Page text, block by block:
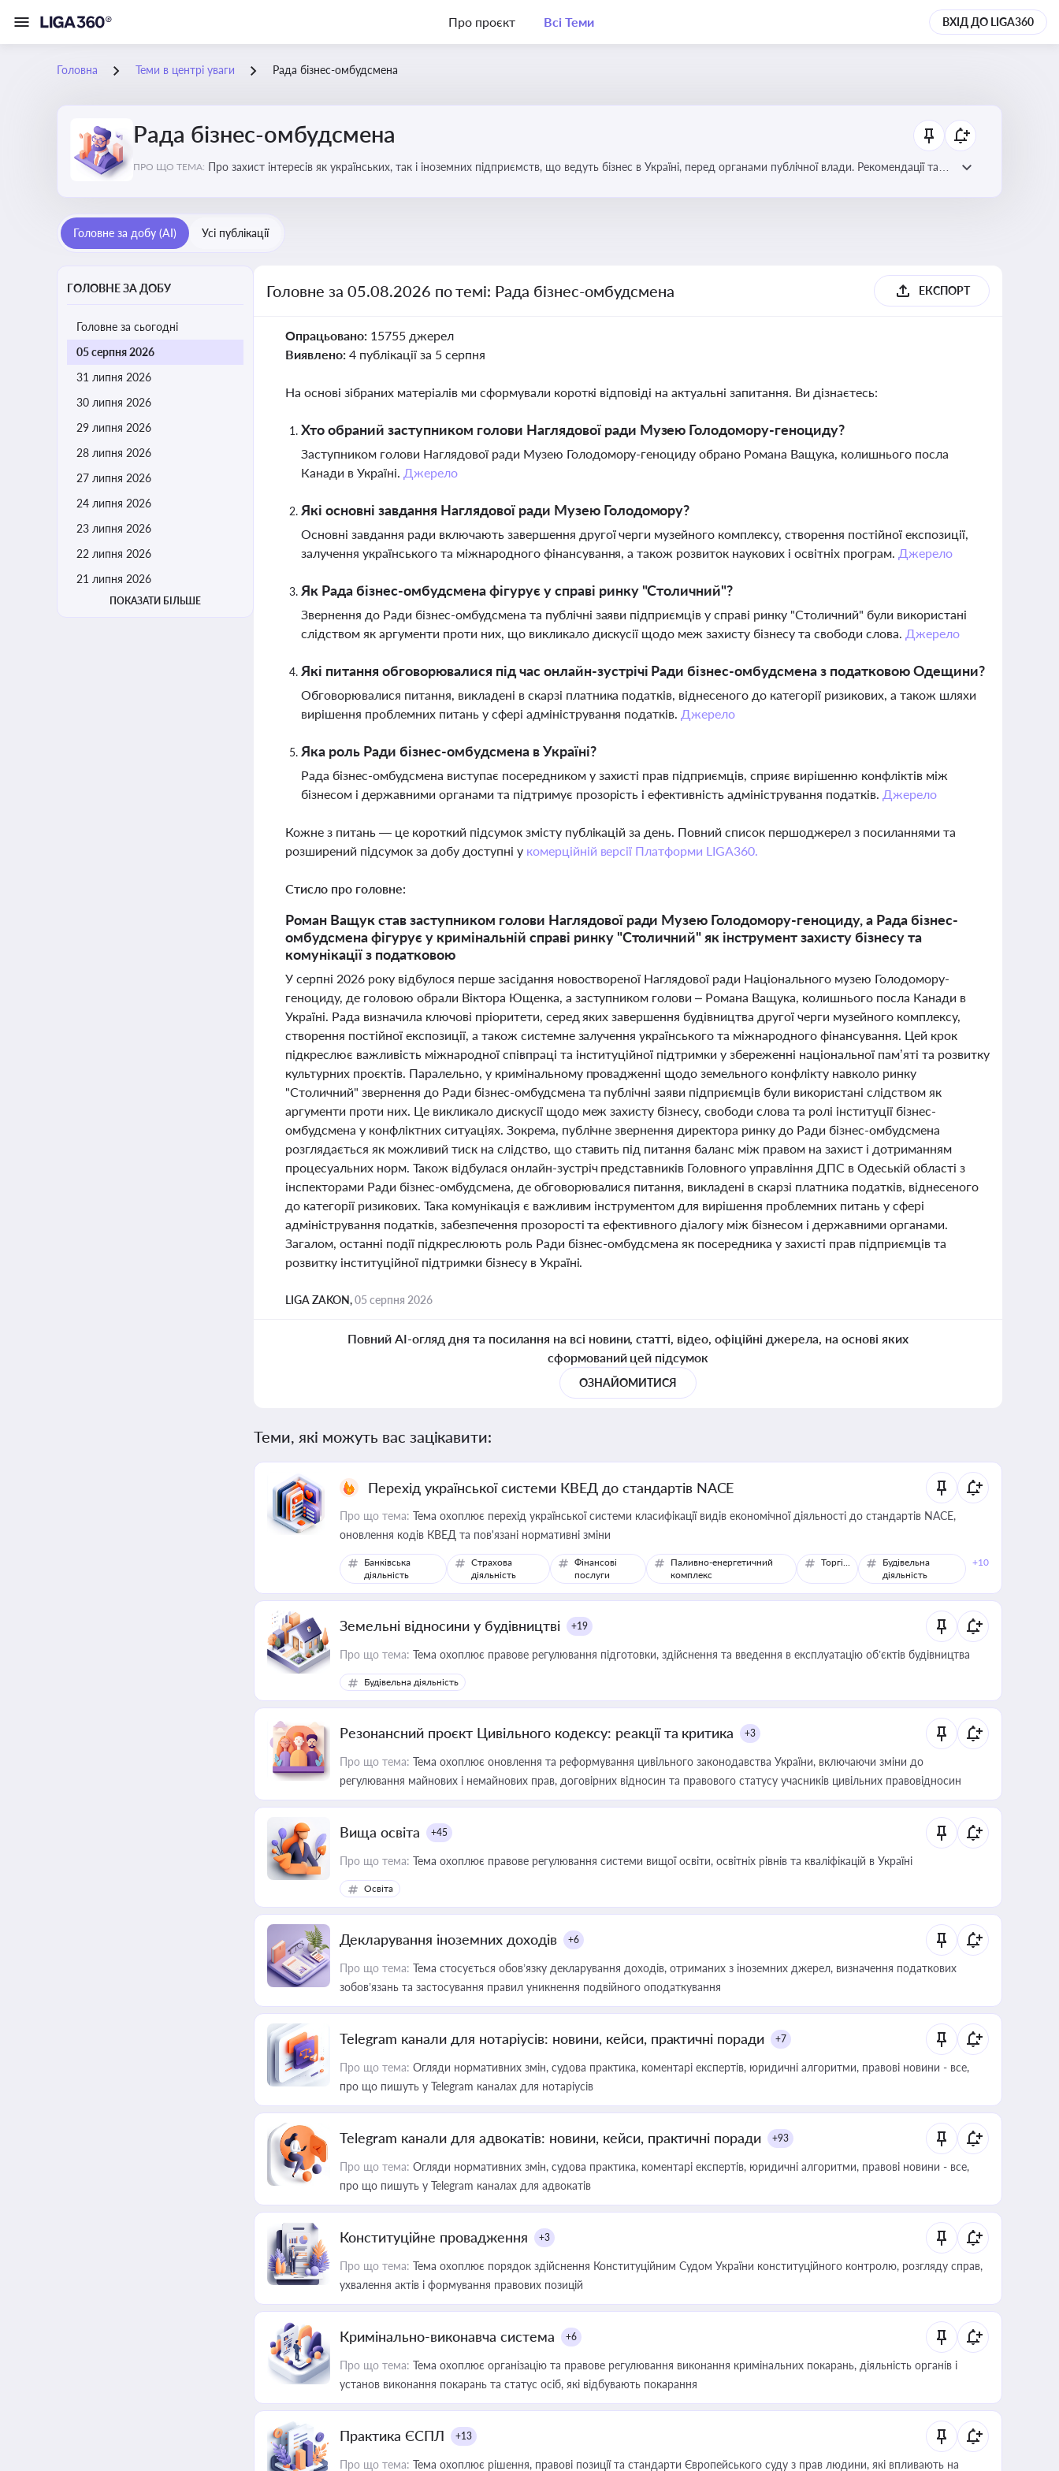
Про проєкт Всі Теми ВХІД ДО LIGA360
Головна Теми в центрі уваги Рада бізнес-омбудсмена
Рада бізнес-омбудсмена
ПРО ЩО ТЕМА: Про захист інтересів як українських, так і іноземних підприємств, що ведуть бізнес в Україні, перед органами публічної влади. Рекомендації та
Головне за добу (AI) Усі публікації
ГОЛОВНЕ ЗА ДОБУ
Головне за сьогодні
05 серпня 2026
31 липня 2026
30 липня 2026
29 липня 2026
28 липня 2026
27 липня 2026
24 липня 2026
23 липня 2026
22 липня 2026
21 липня 2026
ПОКАЗАТИ БІЛЬШЕ
Головне за 05.08.2026 по темі: Рада бізнес-омбудсмена ЕКСПОРТ
Опрацьовано: 15755 джерел
Виявлено: 4 публікації за 5 серпня
На основі зібраних матеріалів ми сформували короткі відповіді на актуальні запитання. Ви дізнаєтесь:
Хто обраний заступником голови Наглядової ради Музею Голодомору-геноциду?
Заступником голови Наглядової ради Музею Голодомору-геноциду обрано Романа Ващука, колишнього посла
Канади в Україні. Джерело
Які основні завдання Наглядової ради Музею Голодомору?
Основні завдання ради включають завершення другої черги музейного комплексу, створення постійної експозиції,
залучення українського та міжнародного фінансування, а також розвиток наукових і освітніх програм. Джерело
Як Рада бізнес-омбудсмена фігурує у справі ринку "Столичний"?
Звернення до Ради бізнес-омбудсмена та публічні заяви підприємців у справі ринку "Столичний" були використані
слідством як аргументи проти них, що викликало дискусії щодо меж захисту бізнесу та свободи слова. Джерело
Які питання обговорювалися під час онлайн-зустрічі Ради бізнес-омбудсмена з податковою Одещини?
Обговорювалися питання, викладені в скарзі платника податків, віднесеного до категорії ризикових, а також шляхи
вирішення проблемних питань у сфері адміністрування податків. Джерело
Яка роль Ради бізнес-омбудсмена в Україні?
Рада бізнес-омбудсмена виступає посередником у захисті прав підприємців, сприяє вирішенню конфліктів між
бізнесом і державними органами та підтримує прозорість і ефективність адміністрування податків. Джерело
Кожне з питань — це короткий підсумок змісту публікацій за день. Повний список першоджерел з посиланнями та
розширений підсумок за добу доступні у комерційній версії Платформи LIGA360.
Стисло про головне:
Роман Ващук став заступником голови Наглядової ради Музею Голодомору-геноциду, а Рада бізнес-
омбудсмена фігурує у кримінальній справі ринку "Столичний" як інструмент захисту бізнесу та
комунікації з податковою
У серпні 2026 року відбулося перше засідання новоствореної Наглядової ради Національного музею Голодомору-
геноциду, де головою обрали Віктора Ющенка, а заступником голови – Романа Ващука, колишнього посла Канади в
Україні. Рада визначила ключові пріоритети, серед яких завершення будівництва другої черги музейного комплексу,
створення постійної експозиції, а також системне залучення українського та міжнародного фінансування. Цей крок
підкреслює важливість міжнародної співпраці та інституційної підтримки у збереженні національної пам’яті та розвитку
культурних проєктів. Паралельно, у кримінальному провадженні щодо земельного конфлікту навколо ринку
"Столичний" звернення до Ради бізнес-омбудсмена та публічні заяви підприємців були використані слідством як
аргументи проти них. Це викликало дискусії щодо меж захисту бізнесу, свободи слова та ролі інституції бізнес-
омбудсмена у конфліктних ситуаціях. Зокрема, публічне звернення директора ринку до Ради бізнес-омбудсмена
розглядається як можливий тиск на слідство, що ставить під питання баланс між правом на захист і дотриманням
процесуальних норм. Також відбулася онлайн-зустріч представників Головного управління ДПС в Одеській області з
інспекторами Ради бізнес-омбудсмена, де обговорювалися питання, викладені в скарзі платника податків, віднесеного
до категорії ризикових. Така комунікація є важливим інструментом для вирішення проблемних питань у сфері
адміністрування податків, забезпечення прозорості та ефективного діалогу між бізнесом і державними органами.
Загалом, останні події підкреслюють роль Ради бізнес-омбудсмена як посередника у захисті прав підприємців та
розвитку інституційної підтримки бізнесу в Україні.
LIGA ZAKON,05 серпня 2026
Повний AI-огляд дня та посилання на всі новини, статті, відео, офіційні джерела, на основі яких
сформований цей підсумок
ОЗНАЙОМИТИСЯ
Теми, які можуть вас зацікавити:
Перехід української системи КВЕД до стандартів NACE
Про що тема: Тема охоплює перехід української системи класифікації видів економічної діяльності до стандартів NACE,
оновлення кодів КВЕД та пов'язані нормативні зміни
Банківська
діяльність
Страхова
діяльність
Фінансові
послуги
Паливно-енергетичний
комплекс
Торгівля
Будівельна
діяльність
+10
Земельні відносини у будівництві +19
Про що тема: Тема охоплює правове регулювання підготовки, здійснення та введення в експлуатацію об’єктів будівництва
Будівельна діяльність
Резонансний проєкт Цивільного кодексу: реакції та критика +3
Про що тема: Тема охоплює оновлення та реформування цивільного законодавства України, включаючи зміни до
регулювання майнових і немайнових прав, договірних відносин та правового статусу учасників цивільних правовідносин
Вища освіта +45
Про що тема: Тема охоплює правове регулювання системи вищої освіти, освітніх рівнів та кваліфікацій в Україні
Освіта
Декларування іноземних доходів +6
Про що тема: Тема стосується обов’язку декларування доходів, отриманих з іноземних джерел, визначення податкових
зобов’язань та застосування правил уникнення подвійного оподаткування
Telegram канали для нотаріусів: новини, кейси, практичні поради +7
Про що тема: Огляди нормативних змін, судова практика, коментарі експертів, юридичні алгоритми, правові новини - все,
про що пишуть у Telegram каналах для нотаріусів
Telegram канали для адвокатів: новини, кейси, практичні поради +93
Про що тема: Огляди нормативних змін, судова практика, коментарі експертів, юридичні алгоритми, правові новини - все,
про що пишуть у Telegram каналах для адвокатів
Конституційне провадження +3
Про що тема: Тема охоплює порядок здійснення Конституційним Судом України конституційного контролю, розгляду справ,
ухвалення актів і формування правових позицій
Кримінально-виконавча система +6
Про що тема: Тема охоплює організацію та правове регулювання виконання кримінальних покарань, діяльність органів і
установ виконання покарань та статус осіб, які відбувають покарання
Практика ЄСПЛ +13
Про що тема: Тема охоплює рішення, правові позиції та стандарти Європейського суду з прав людини, які впливають на